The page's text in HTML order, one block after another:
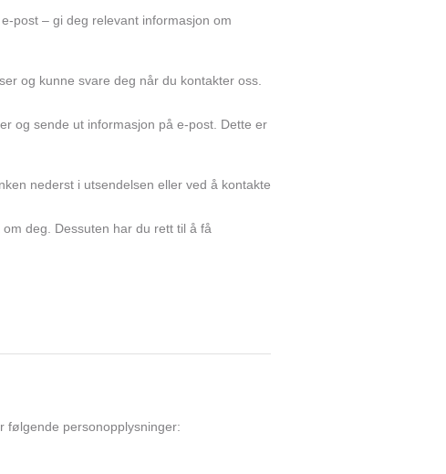
post – gi deg relevant informasjon om
og kunne svare deg når du kontakter oss.
og sende ut informasjon på e-post. Dette er
nederst i utsendelsen eller ved å kontakte
deg. Dessuten har du rett til å få
følgende personopplysninger: